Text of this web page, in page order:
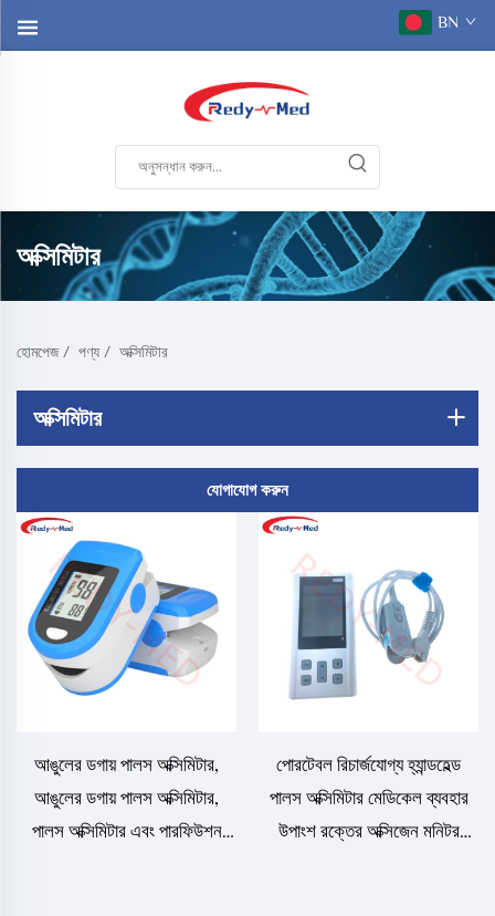
BN
অক্সিমিটার
হোমপেজ/ পণ্য / অক্সিমিটার
অক্সিমিটার
যোগাযোগ করুন
আঙুলের ডগায় পালস অক্সিমিটার,
আঙুলের ডগায় পালস অক্সিমিটার,
পালস অক্সিমিটার এবং পারফিউশন
পোরটেবল রিচার্জযোগ্য হ্যান্ডহেল্ড
পালস অক্সিমিটার মেডিকেল ব্যবহার
উপাংশ রক্তের অক্সিজেন মনিটর